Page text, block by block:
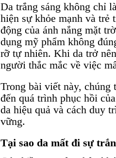
Da trắng sáng không chỉ
hiện sự khỏe mạnh và trẻ
động của ánh nắng mặt
dụng mỹ phẩm không
rỡ tự nhiên. Khi da trở
người thắc mắc về việc
Trong bài viết này, chúng
đến quá trình phục hồi
da hiệu quả và cách duy
vững.
Tại sao da mất đi sự